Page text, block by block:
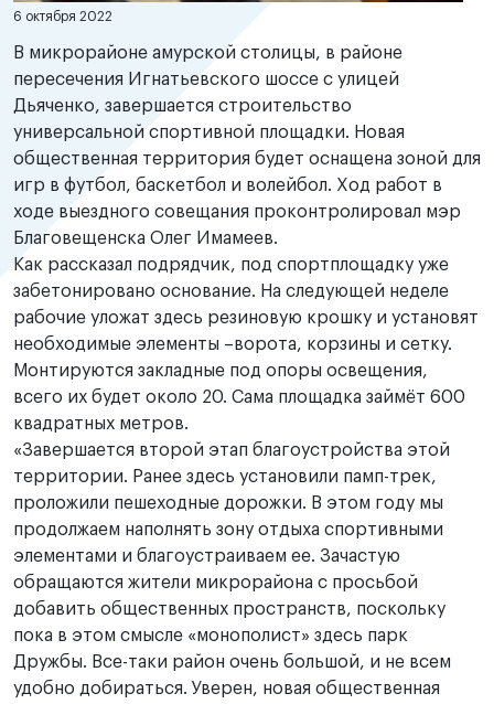
6 октября 2022
В микрорайоне амурской столицы, в районе
пересечения Игнатьевского шоссе с улицей
Дьяченко, завершается строительство
универсальной спортивной площадки. Новая
общественная территория будет оснащена зоной для
игр в футбол, баскетбол и волейбол. Ход работ в
ходе выездного совещания проконтролировал мэр
Благовещенска Олег Имамеев.
Как рассказал подрядчик, под спортплощадку уже
забетонировано основание. На следующей неделе
рабочие уложат здесь резиновую крошку и установят
необходимые элементы –ворота, корзины и сетку.
Монтируются закладные под опоры освещения,
всего их будет около 20. Сама площадка займёт 600
квадратных метров.
«Завершается второй этап благоустройства этой
территории. Ранее здесь установили памп-трек,
проложили пешеходные дорожки. В этом году мы
продолжаем наполнять зону отдыха спортивными
элементами и благоустраиваем ее. Зачастую
обращаются жители микрорайона с просьбой
добавить общественных пространств, поскольку
пока в этом смысле «монополист» здесь парк
Дружбы. Все-таки район очень большой, и не всем
удобно добираться. Уверен, новая общественная